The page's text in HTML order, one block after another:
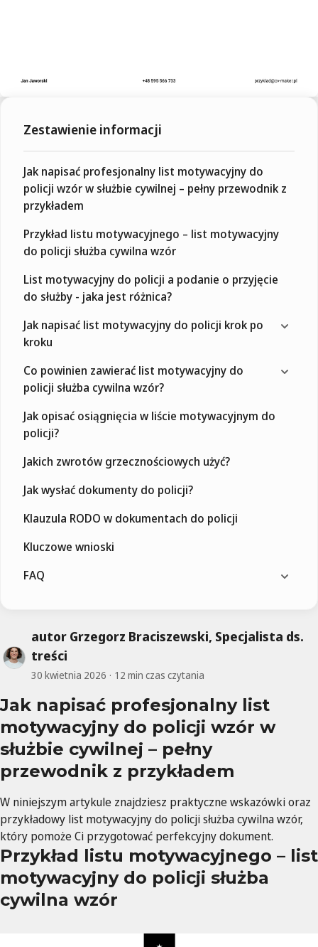
autor Grzegorz Braciszewski, Specjalista ds.
treści
30 kwietnia 2026 12 min czas czytania
Jak napisać profesjonalny list
motywacyjny do policji wzór w
służbie cywilnej – pełny
przewodnik z przykładem
W niniejszym artykule znajdziesz praktyczne wskazówki oraz
przykładowy list motywacyjny do policji służba cywilna wzór,
który pomoże Ci przygotować perfekcyjny dokument.
Przykład listu motywacyjnego – list
motywacyjny do policji służba
cywilna wzór
Zestawienie informacji
Jak napisać profesjonalny list motywacyjny do
policji wzór w służbie cywilnej – pełny przewodnik z
przykładem
Przykład listu motywacyjnego – list motywacyjny
do policji służba cywilna wzór
List motywacyjny do policji a podanie o przyjęcie
do służby - jaka jest różnica?
Jak napisać list motywacyjny do policji krok po
kroku
Co powinien zawierać list motywacyjny do
policji służba cywilna wzór?
Jak opisać osiągnięcia w liście motywacyjnym do
policji?
Jakich zwrotów grzecznościowych użyć?
Jak wysłać dokumenty do policji?
Klauzula RODO w dokumentach do policji
Kluczowe wnioski
FAQ